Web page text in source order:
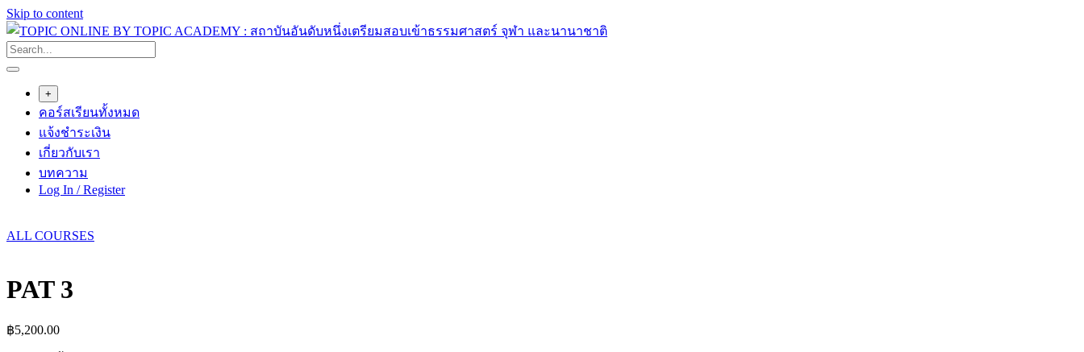
Skip to content
+
คอร์สเรียนทั้งหมด
แจ้งชำระเงิน
เกี่ยวกับเรา
บทความ
Log In / Register
ALL COURSES
PAT 3
฿5,200.00